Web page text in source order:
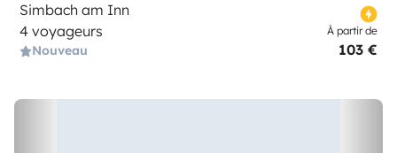
Simbach am Inn
4 voyageurs
Nouveau
À partir de
103 €